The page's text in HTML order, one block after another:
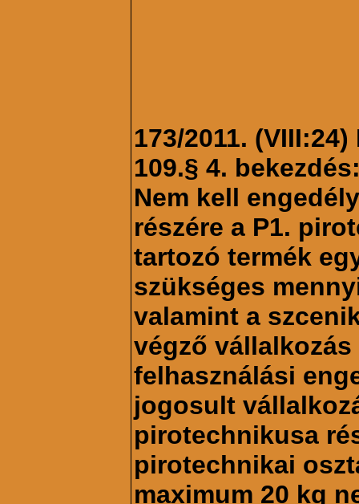
173/2011.
109.§ 4.
Nem kell
részére a P1.
tartozó termék
szükséges
valamint a
végző
felhasználási
jogosult
pirotechnikusa
pirotechnikai
maximum 20 kg